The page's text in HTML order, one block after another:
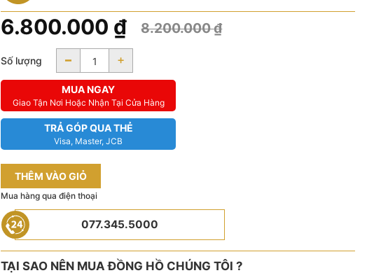
8.200.000₫
6.800.000 ₫
Số lượng - +
MUA NGAY
Giao Tận Nơi Hoặc Nhận Tại Cửa Hàng
TRẢ GÓP QUA THẺ
Visa, Master, JCB
THÊM VÀO GIỎ
Mua hàng qua điện thoại
077.345.5000
TẠI SAO NÊN MUA ĐỒNG HỒ CHÚNG TÔI ?